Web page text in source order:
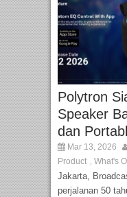
Polytron
Speaker
dan
Mar 13, 2026
Product , What's
Jakarta,
perjalanan 50